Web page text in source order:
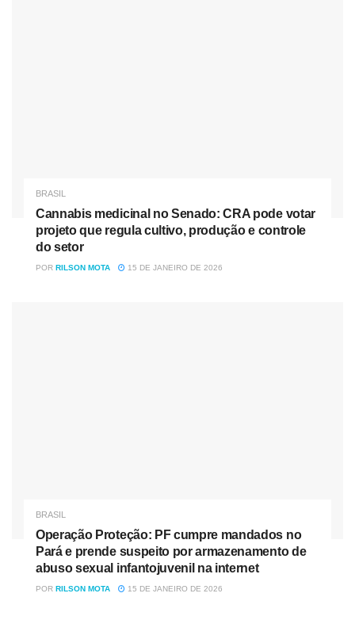
BRASIL
Cannabis medicinal no Senado: CRA pode votar
projeto que regula cultivo, produção e controle
do setor
POR RILSON MOTA 15 DE JANEIRO DE 2026
BRASIL
Operação Proteção: PF cumpre mandados no
Pará e prende suspeito por armazenamento de
abuso sexual infantojuvenil na internet
POR RILSON MOTA 15 DE JANEIRO DE 2026